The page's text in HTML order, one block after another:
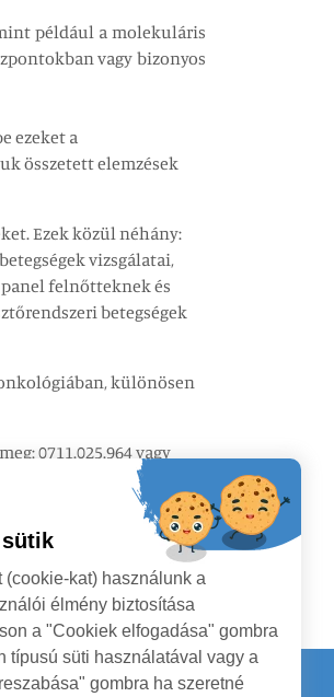
például a molekuláris
vagy bizonyos
ezeket a
összetett elemzések
Ezek közül néhány:
vizsgálatai,
felnőtteknek és
betegségek
különösen
0711.025.964 vagy
kat) használunk a
élmény biztosítása
a "Cookiek elfogadása" gombra
típusú süti használatával vagy a
gombra ha szeretné